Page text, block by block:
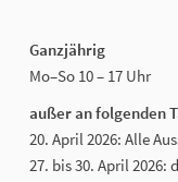
Ganzjährig
Mo–So 10 – 17 Uhr
außer an folgenden
20. April 2026: Alle
27. bis 30. April